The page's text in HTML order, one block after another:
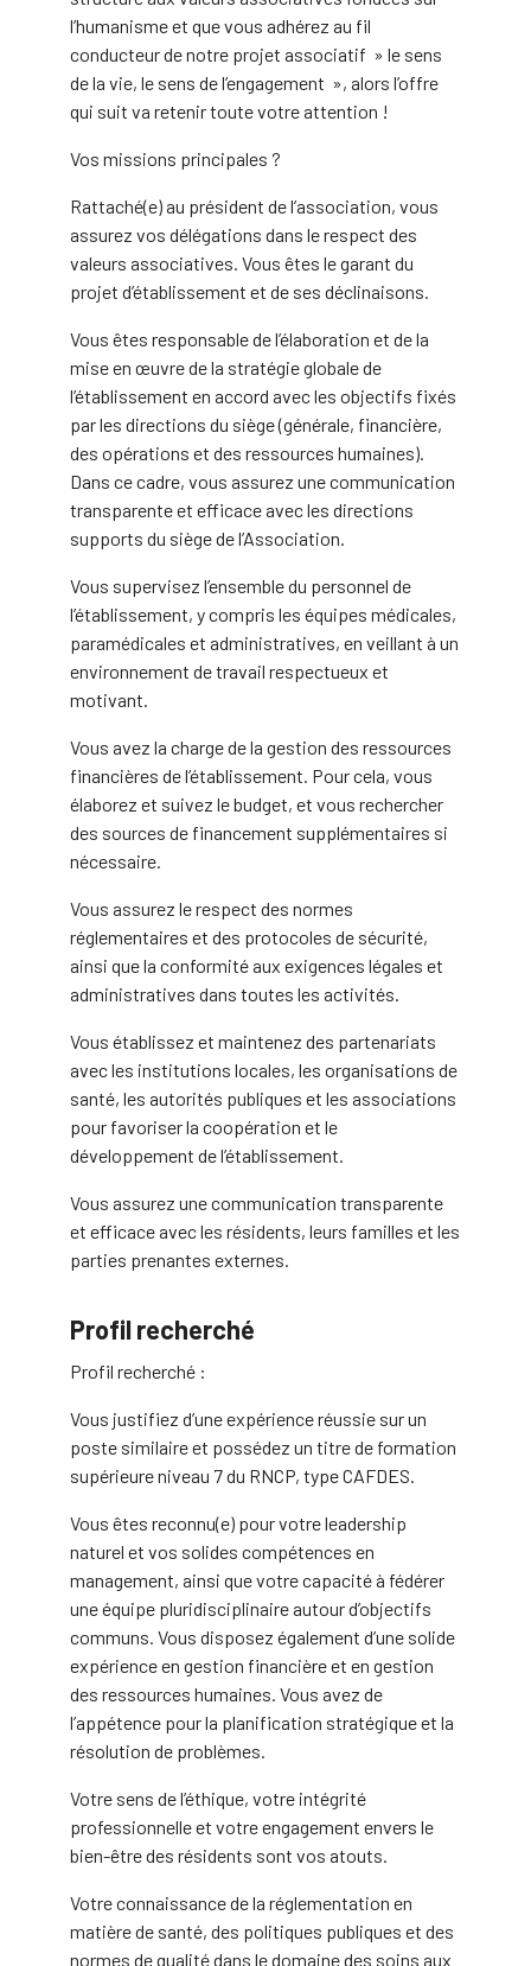
l’humanisme et que vous adhérez au fil
conducteur de notre projet associatif » le sens
de la vie, le sens de l’engagement », alors l’offre
qui suit va retenir toute votre attention !
Vos missions principales ?
Rattaché(e) au président de l’association, vous
assurez vos délégations dans le respect des
valeurs associatives. Vous êtes le garant du
projet d’établissement et de ses déclinaisons.
Vous êtes responsable de l’élaboration et de la
mise en œuvre de la stratégie globale de
l’établissement en accord avec les objectifs fixés
par les directions du siège (générale, financière,
des opérations et des ressources humaines).
Dans ce cadre, vous assurez une communication
transparente et efficace avec les directions
supports du siège de l’Association.
Vous supervisez l’ensemble du personnel de
l’établissement, y compris les équipes médicales,
paramédicales et administratives, en veillant à un
environnement de travail respectueux et
motivant.
Vous avez la charge de la gestion des ressources
financières de l’établissement. Pour cela, vous
élaborez et suivez le budget, et vous rechercher
des sources de financement supplémentaires si
nécessaire.
Vous assurez le respect des normes
réglementaires et des protocoles de sécurité,
ainsi que la conformité aux exigences légales et
administratives dans toutes les activités.
Vous établissez et maintenez des partenariats
avec les institutions locales, les organisations de
santé, les autorités publiques et les associations
pour favoriser la coopération et le
développement de l’établissement.
Vous assurez une communication transparente
et efficace avec les résidents, leurs familles et les
parties prenantes externes.
Profil recherché
Profil recherché :
Vous justifiez d’une expérience réussie sur un
poste similaire et possédez un titre de formation
supérieure niveau 7 du RNCP, type CAFDES.
Vous êtes reconnu(e) pour votre leadership
naturel et vos solides compétences en
management, ainsi que votre capacité à fédérer
une équipe pluridisciplinaire autour d’objectifs
communs. Vous disposez également d’une solide
expérience en gestion financière et en gestion
des ressources humaines. Vous avez de
l’appétence pour la planification stratégique et la
résolution de problèmes.
Votre sens de l’éthique, votre intégrité
professionnelle et votre engagement envers le
bien-être des résidents sont vos atouts.
Votre connaissance de la réglementation en
matière de santé, des politiques publiques et des
normes de qualité dans le domaine des soins aux